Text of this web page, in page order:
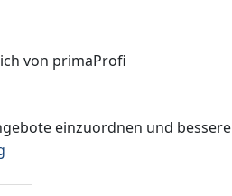
einzuordnen und bessere